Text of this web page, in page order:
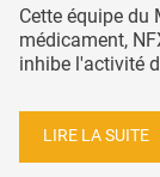
Cette équipe du
médicament,
inhibe l'activité
LIRE LA SUITE